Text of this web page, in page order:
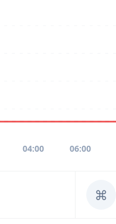
04:00 06:00
⌘